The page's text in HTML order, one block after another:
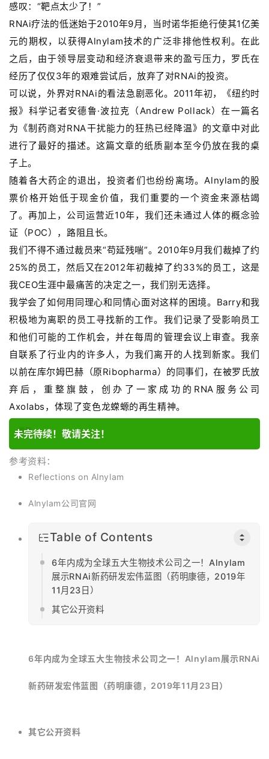
感叹：“靶点太少了！”
RNAi疗法的低迷始于2010年9月，当时诺华拒绝行使其1亿美
元的期权，以获得Alnylam技术的广泛非排他性权利。在此
之后，由于领导层变动和经济衰退带来的盈亏压力，罗氏在
经历了仅仅3年的艰难尝试后，放弃了对RNAi的投资。
可以说，外界对RNAi的看法急剧恶化。2011年初，《纽约时
报》科学记者安德鲁·波拉克（Andrew Pollack）在一篇名
为《制药商对RNA干扰能力的狂热已经降温》的文章中对此
进行了最好的描述。这篇文章的纸质副本至今仍放在我的桌
子上。
随着各大药企的退出，投资者们也纷纷离场。Alnylam的股
票价格开始低于现金价值，我们重要的一个资金来源枯竭
了。再加上，公司运营近10年，我们还未通过人体的概念验
证（POC），路阻且长。
我们不得不通过裁员来“苟延残喘”。2010年9月我们裁掉了约
25%的员工，然后又在2012年初裁掉了约33%的员工，这是
我CEO生涯中最痛苦的决定之一，我们别无选择。
我学会了如何用同理心和同情心面对这样的困境。Barry和我
积极地为离职的员工寻找新的工作。我们记录了受影响员工
和他们可能的工作机会，并在每周的管理会议上审查。我亲
自联系了行业内的许多人，为我们离开的人找到新家。我们
以前在库尔姆巴赫（原Ribopharma）的同事们，在被罗氏放
弃后，重整旗鼓，创办了一家成功的RNA服务公司
Axolabs，体现了变色龙蝾螈的再生精神。
未完待续！敬请关注！
参考资料：
Reflections on Alnylam
Alnylam公司官网
Table of Contents
6年内成为全球五大生物技术公司之一！Alnylam
展示RNAi新药研发宏伟蓝图（药明康德，2019年
11月23日）
其它公开资料
6年内成为全球五大生物技术公司之一！Alnylam展示RNAi
新药研发宏伟蓝图（药明康德，2019年11月23日）
其它公开资料